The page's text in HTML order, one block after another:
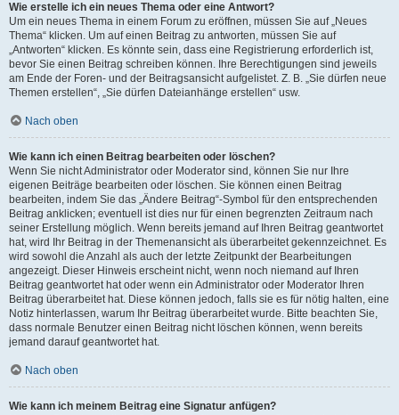
Wie erstelle ich ein neues Thema oder eine Antwort?
Um ein neues Thema in einem Forum zu eröffnen, müssen Sie auf „Neues
Thema“ klicken. Um auf einen Beitrag zu antworten, müssen Sie auf
„Antworten“ klicken. Es könnte sein, dass eine Registrierung erforderlich ist,
bevor Sie einen Beitrag schreiben können. Ihre Berechtigungen sind jeweils
am Ende der Foren- und der Beitragsansicht aufgelistet. Z. B. „Sie dürfen neue
Themen erstellen“, „Sie dürfen Dateianhänge erstellen“ usw.
Nach oben
Wie kann ich einen Beitrag bearbeiten oder löschen?
Wenn Sie nicht Administrator oder Moderator sind, können Sie nur Ihre
eigenen Beiträge bearbeiten oder löschen. Sie können einen Beitrag
bearbeiten, indem Sie das „Ändere Beitrag“-Symbol für den entsprechenden
Beitrag anklicken; eventuell ist dies nur für einen begrenzten Zeitraum nach
seiner Erstellung möglich. Wenn bereits jemand auf Ihren Beitrag geantwortet
hat, wird Ihr Beitrag in der Themenansicht als überarbeitet gekennzeichnet. Es
wird sowohl die Anzahl als auch der letzte Zeitpunkt der Bearbeitungen
angezeigt. Dieser Hinweis erscheint nicht, wenn noch niemand auf Ihren
Beitrag geantwortet hat oder wenn ein Administrator oder Moderator Ihren
Beitrag überarbeitet hat. Diese können jedoch, falls sie es für nötig halten, eine
Notiz hinterlassen, warum Ihr Beitrag überarbeitet wurde. Bitte beachten Sie,
dass normale Benutzer einen Beitrag nicht löschen können, wenn bereits
jemand darauf geantwortet hat.
Nach oben
Wie kann ich meinem Beitrag eine Signatur anfügen?